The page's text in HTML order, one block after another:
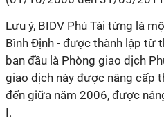
Lưu ý, BIDV Phú Tài từng là
Bình Định - được thành lập từ
ban đầu là Phòng giao dịch
giao dịch này được nâng cấp
đến giữa năm 2006, được
I.